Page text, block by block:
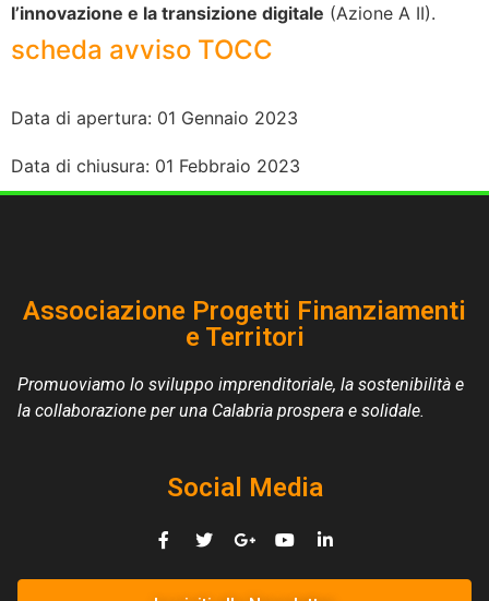
l’innovazione e la transizione digitale (Azione A II).
scheda avviso TOCC
Data di apertura: 01 Gennaio 2023
Data di chiusura: 01 Febbraio 2023
Associazione Progetti Finanziamenti
e Territori
Promuoviamo lo sviluppo imprenditoriale, la sostenibilità e
la collaborazione per una Calabria prospera e solidale.
Social Media